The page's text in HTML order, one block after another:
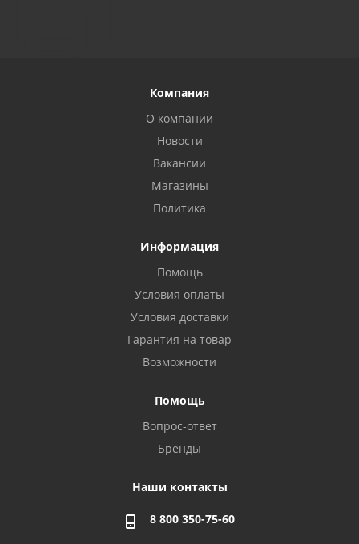
Компания
О компании
Новости
Вакансии
Магазины
Политика
Информация
Помощь
Условия оплаты
Условия доставки
Гарантия на товар
Возможности
Помощь
Вопрос-ответ
Бренды
Наши контакты
8 800 350-75-60